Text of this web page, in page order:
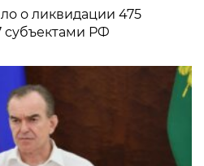
о ликвидации 475
субъектами РФ